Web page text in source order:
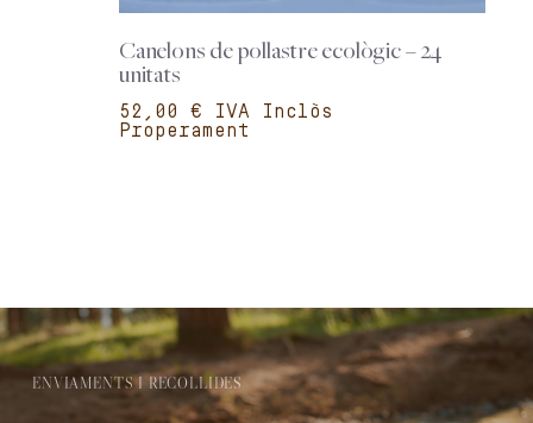
Canelons de pollastre ecològic – 24
unitats
€
Properament
ENVIAMENTS I RECOLLIDES